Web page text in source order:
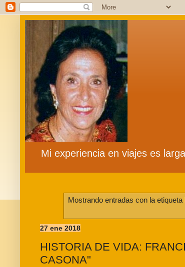
Mi experiencia en viajes es
Mostrando entradas con la etiqueta
27 ene 2018
HISTORIA DE VIDA:
CASONA"